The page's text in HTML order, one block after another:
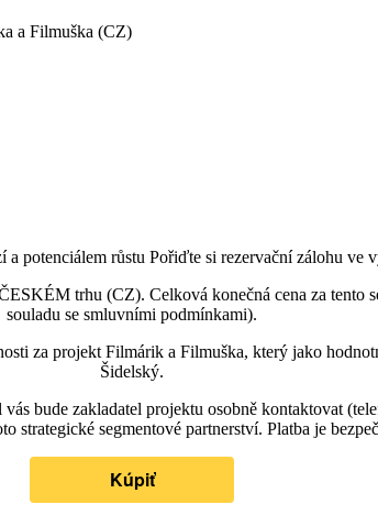
a Filmuška (CZ)
a potenciálem růstu Pořiďte si rezervační zálohu ve
trhu (CZ). Celková konečná cena za
souladu se smluvními podmínkami).
za projekt Filmárik a Filmuška, který jako
Šidelský.
bude zakladatel projektu osobně kontaktovat
strategické segmentové partnerství. Platba je